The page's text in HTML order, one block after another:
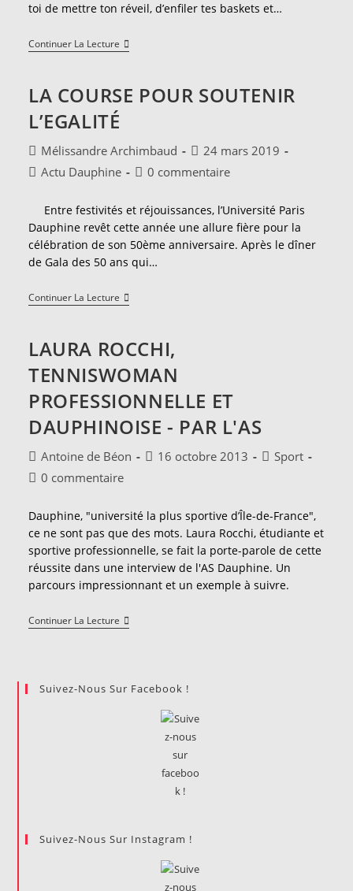
toi de mettre ton réveil, d’enfiler tes baskets et…
Continuer La LectureCourse
PSL
Kilomètres
Pour
La
Bonne
Cause
LA COURSE POUR SOUTENIR
L’EGALITÉ
Auteur/autrice
de
Mélissandre Archimbaud
Publication
publiée :
24 mars 2019
PostActu Dauphine
Commentaires
la
publication :
0 commentaire
Entre festivités et réjouissances, l’Université Paris
Dauphine revêt cette année une allure fière pour la
célébration de son 50ème anniversaire. Après le dîner
de Gala des 50 ans qui…
Continuer La LectureLa
Course
L’Egalité
LAURA ROCCHI,
TENNISWOMAN
PROFESSIONNELLE ET
DAUPHINOISE - PAR L'AS
Auteur/autrice
de
Antoine de Béon
Publication
16 octobre 2013
PostSport
Commentaires
la
publication :
0 commentaire
Dauphine, "université la plus sportive d’Île-de-France",
ce ne sont pas que des mots. Laura Rocchi, étudiante et
sportive professionnelle, se fait la porte-parole de cette
réussite dans une interview de l'AS Dauphine. Un
parcours impressionnant et un exemple à suivre.
Continuer La LectureLaura
Rocchi,
Dauphinoise
-
Suivez-Nous Sur Facebook !
Suivez-Nous Sur Instagram !